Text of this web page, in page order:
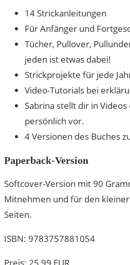
14 Strickanleitungen
Für Anfänger und
Tücher, Pullover,
jeden ist etwas dabei!
Strickprojekte für jede
Video-Tutorials bei
Sabrina stellt dir in
persönlich vor.
4 Versionen des Buches
Paperback-Version
Softcover-Version mit 90
Mitnehmen und für den
Seiten.
ISBN: 9783757881054